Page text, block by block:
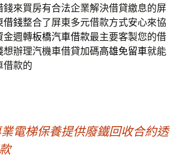
錢來買房有合法企業解決借貸繳息的屏
借錢整合了屏東多元借款方式安心來協
金週轉板橋汽車借款最主要客製您的借
辦理汽機車借貸加碼高雄免留車就能
借款的
電梯保養提供廢鐵回收合約透